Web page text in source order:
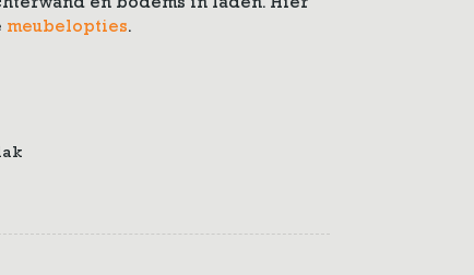
en bodems in laden. Hier
meubelopties.